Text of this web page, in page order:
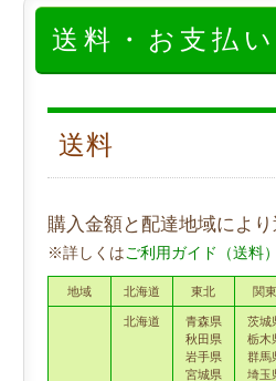
送料・お支払
送料
購入金額と配達地域により
※詳しくはご利用ガイド（送料）
地域 北海道 東北 関東
北海道
青森県
秋田県
岩手県
宮城県
茨城
栃木
群馬
埼玉